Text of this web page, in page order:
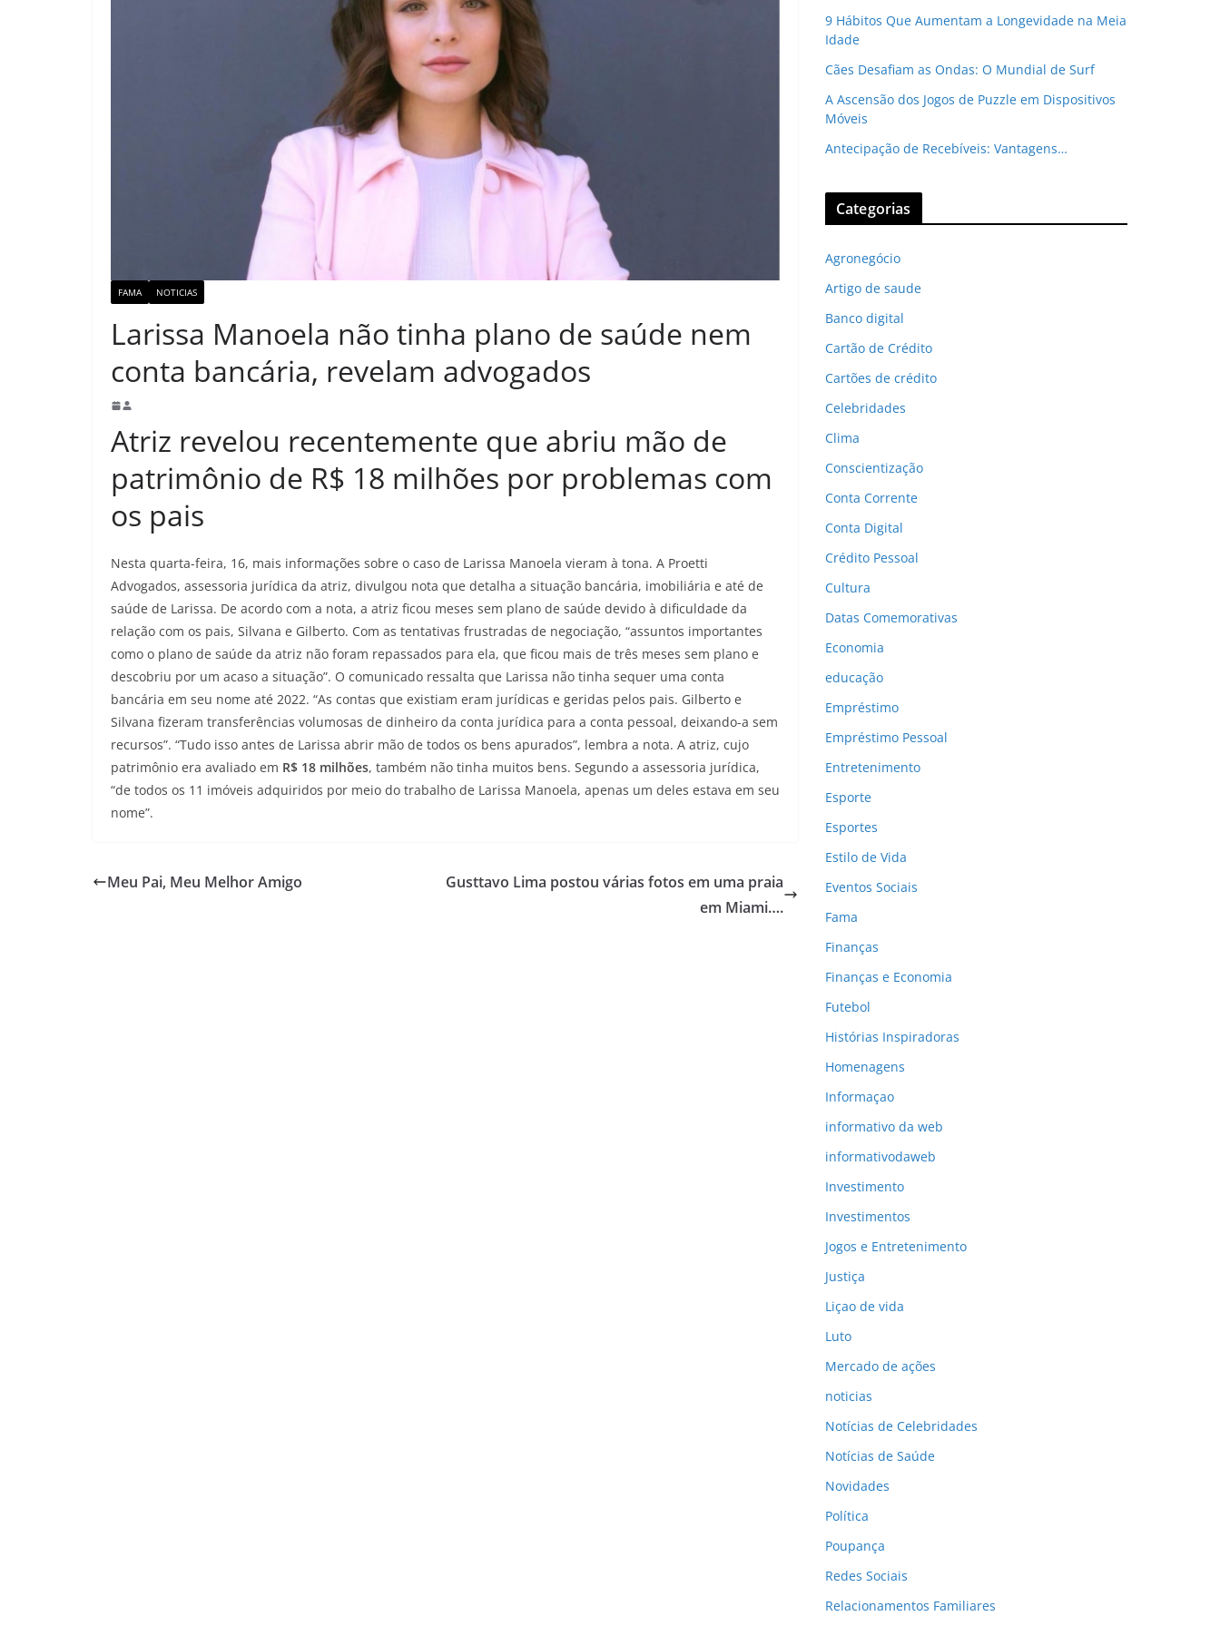
FAMA NOTICIAS
Larissa Manoela não tinha plano de saúde nem
conta bancária, revelam advogados
Atriz revelou recentemente que abriu mão de
patrimônio de R$ 18 milhões por problemas com
os pais
Nesta quarta-feira, 16, mais informações sobre o caso de Larissa Manoela vieram à tona. A Proetti
Advogados, assessoria jurídica da atriz, divulgou nota que detalha a situação bancária, imobiliária e até de
saúde de Larissa. De acordo com a nota, a atriz ficou meses sem plano de saúde devido à dificuldade da
relação com os pais, Silvana e Gilberto. Com as tentativas frustradas de negociação, “assuntos importantes
como o plano de saúde da atriz não foram repassados para ela, que ficou mais de três meses sem plano e
descobriu por um acaso a situação”. O comunicado ressalta que Larissa não tinha sequer uma conta
bancária em seu nome até 2022. “As contas que existiam eram jurídicas e geridas pelos pais. Gilberto e
Silvana fizeram transferências volumosas de dinheiro da conta jurídica para a conta pessoal, deixando-a sem
recursos”. “Tudo isso antes de Larissa abrir mão de todos os bens apurados”, lembra a nota. A atriz, cujo
patrimônio era avaliado em R$ 18 milhões, também não tinha muitos bens. Segundo a assessoria jurídica,
“de todos os 11 imóveis adquiridos por meio do trabalho de Larissa Manoela, apenas um deles estava em seu
nome”.
Meu Pai, Meu Melhor Amigo
Gusttavo Lima postou várias fotos em uma praia
em Miami….
9 Hábitos Que Aumentam a Longevidade na Meia
Idade
Cães Desafiam as Ondas: O Mundial de Surf
A Ascensão dos Jogos de Puzzle em Dispositivos
Móveis
Antecipação de Recebíveis: Vantagens…
Categorias
Agronegócio
Artigo de saude
Banco digital
Cartão de Crédito
Cartões de crédito
Celebridades
Clima
Conscientização
Conta Corrente
Conta Digital
Crédito Pessoal
Cultura
Datas Comemorativas
Economia
educação
Empréstimo
Empréstimo Pessoal
Entretenimento
Esporte
Esportes
Estilo de Vida
Eventos Sociais
Fama
Finanças
Finanças e Economia
Futebol
Histórias Inspiradoras
Homenagens
Informaçao
informativo da web
informativodaweb
Investimento
Investimentos
Jogos e Entretenimento
Justiça
Liçao de vida
Luto
Mercado de ações
noticias
Notícias de Celebridades
Notícias de Saúde
Novidades
Política
Poupança
Redes Sociais
Relacionamentos Familiares